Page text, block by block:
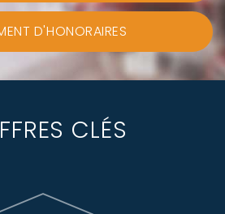
D'HONORAIRES
CLÉS